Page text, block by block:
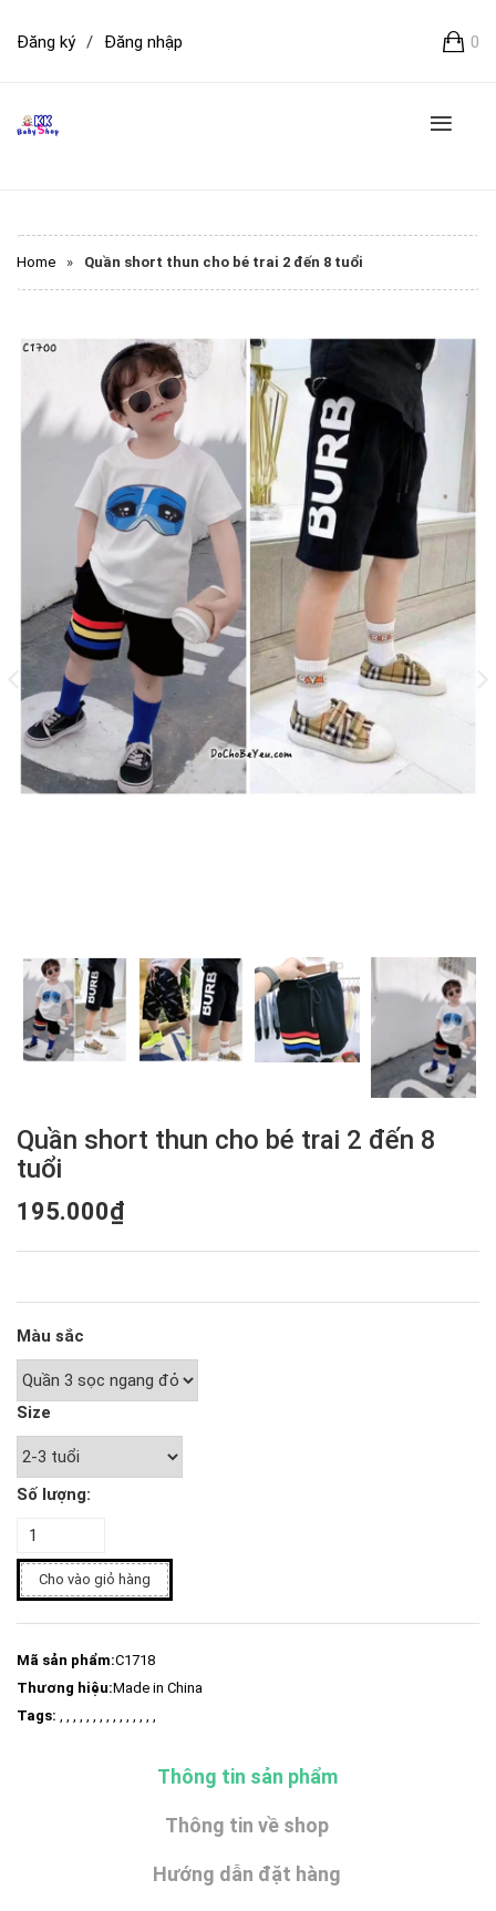
0
Đăng ký / Đăng nhập
Home » Quần short thun cho bé trai 2 đến 8 tuổi
Quần short thun cho bé trai 2 đến 8
tuổi
195.000₫
Màu sắc
Size
Số lượng:
Cho vào giỏ hàng
Mã sản phẩm:C1718
Thương hiệu:Made in China
Tags:
Thông tin sản phẩm
Thông tin về shop
Hướng dẫn đặt hàng